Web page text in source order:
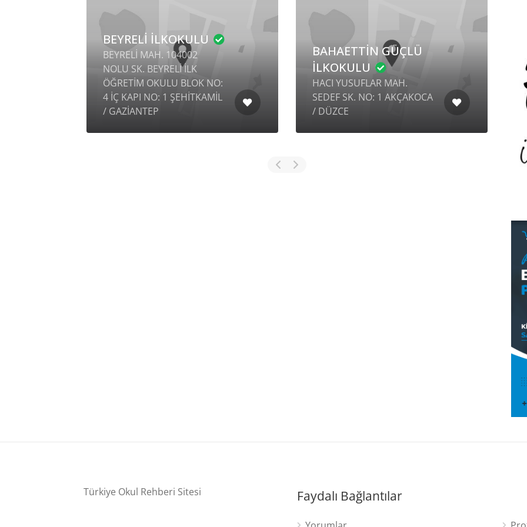
BEYRELİ İLKOKULU
BEYRELİ MAH. 104002
NOLU SK. BEYRELİ İLK
ÖĞRETİM OKULU BLOK NO:
4 İÇ KAPI NO: 1 ŞEHİTKAMİL
/ GAZİANTEP
BAHAETTİN GÜÇLÜ
İLKOKULU
HACI YUSUFLAR MAH.
SEDEF SK. NO: 1 AKÇAKOCA
/ DÜZCE
Türkiye Okul Rehberi Sitesi Faydalı Bağlantılar